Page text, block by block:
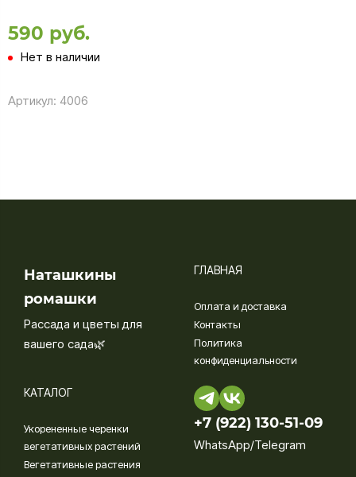
590 руб.
Нет в наличии
Артикул: 4006
Наташкины
ромашки
Рассада и цветы для
вашего сада🌿
ГЛАВНАЯ
Оплата и доставка
Контакты
Политика
конфиденциальности
КАТАЛОГ
Укорененные черенки
вегетативных растений
Вегетативные растения
+7 (922) 130-51-09‬
WhatsApp/Telegram